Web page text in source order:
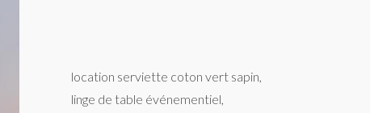
location serviette coton vert sapin,
linge de table événementiel,